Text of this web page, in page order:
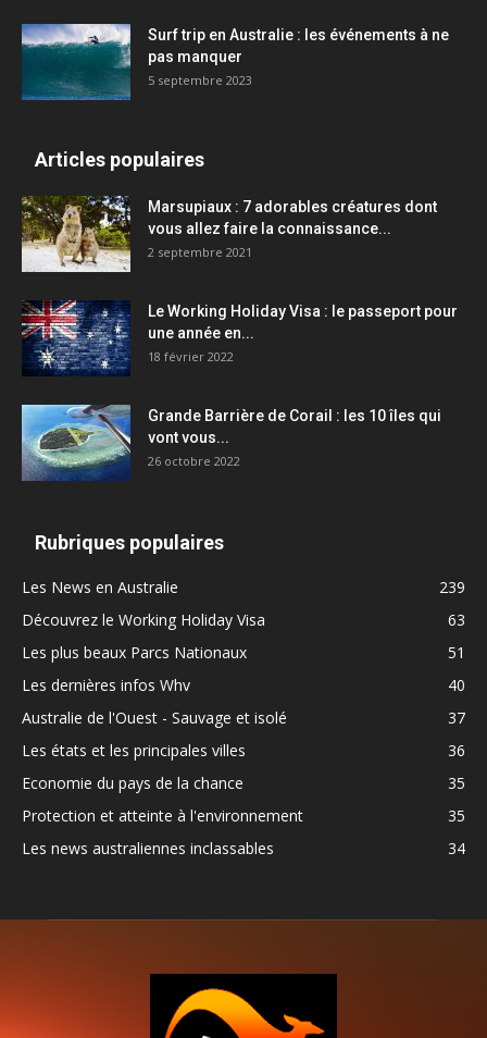
Surf trip en Australie : les événements à ne
pas manquer
5 septembre 2023
Articles populaires
Marsupiaux : 7 adorables créatures dont
vous allez faire la connaissance...
2 septembre 2021
Le Working Holiday Visa : le passeport pour
une année en...
18 février 2022
Grande Barrière de Corail : les 10 îles qui
vont vous...
26 octobre 2022
Rubriques populaires
Les News en Australie
239
Découvrez le Working Holiday Visa
63
Les plus beaux Parcs Nationaux
51
Les dernières infos Whv
40
Australie de l'Ouest - Sauvage et isolé
37
Les états et les principales villes
36
Economie du pays de la chance
35
Protection et atteinte à l'environnement
35
Les news australiennes inclassables
34